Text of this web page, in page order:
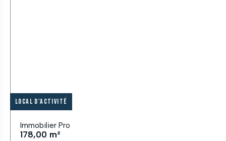
Local d'activité
Immobilier Pro
178,00 m²